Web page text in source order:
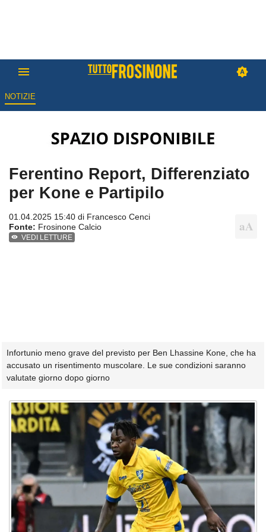
NOTIZIE
Ferentino Report, Differenziato
per Kone e Partipilo
01.04.2025 15:40 di Francesco Cenci
Fonte: Frosinone Calcio
VEDI LETTURE
Infortunio meno grave del previsto per Ben Lhassine Kone, che ha
accusato un risentimento muscolare. Le sue condizioni saranno
valutate giorno dopo giorno